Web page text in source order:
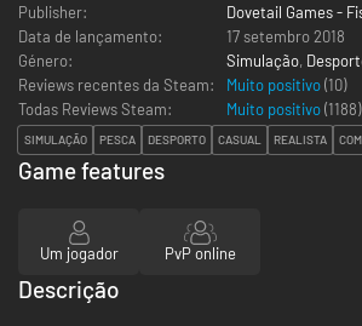
Publisher:
Dovetail Games -
Data de lançamento:
17 setembro 2018
Género:
Simulação,
Reviews recentes da Steam:
Muito positivo(10)
Todas Reviews Steam:
Muito positivo(1188)
SIMULAÇÃO PESCA DESPORTO CASUAL REALISTA
Game features
Um jogador PvP online
Descrição